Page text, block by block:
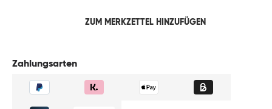
ZUM MERKZETTEL HINZUFÜGEN
Zahlungsarten